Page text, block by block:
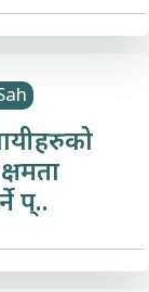
प्..